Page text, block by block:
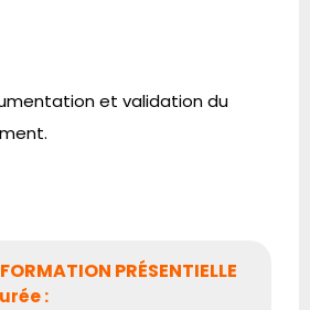
et validation du
FORMATION PRÉSENTIELLE
: